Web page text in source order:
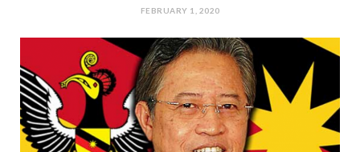
FEBRUARY 1, 2020